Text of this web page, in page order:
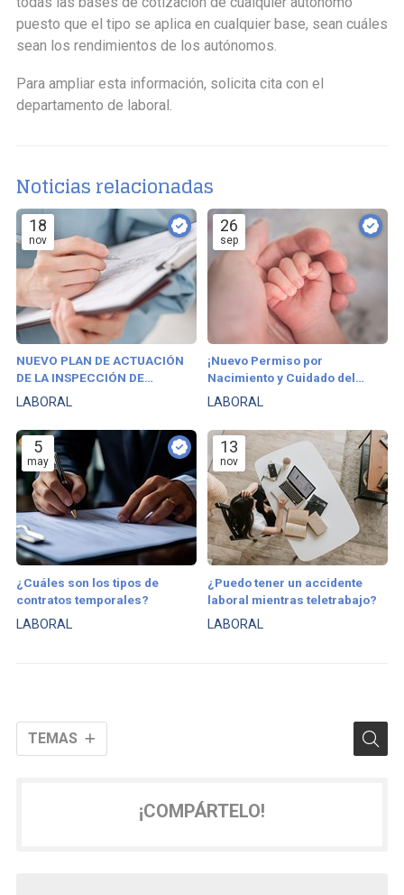
TEMAS
puesto que el tipo se aplica en cualquier base, sean cuáles
sean los rendimientos de los autónomos.
Para ampliar esta información, solicita cita con el
departamento de laboral.
Noticias relacionadas
18
nov
NUEVO PLAN DE ACTUACIÓN
DE LA INSPECCIÓN DE
TRABAJO 2025-2027
LABORAL
26
sep
¡Nuevo Permiso por
Nacimiento y Cuidado del
Menor!
LABORAL
5
may
¿Cuáles son los tipos de
contratos temporales?
LABORAL
13
nov
¿Puedo tener un accidente
laboral mientras teletrabajo?
LABORAL
¡COMPÁRTELO!